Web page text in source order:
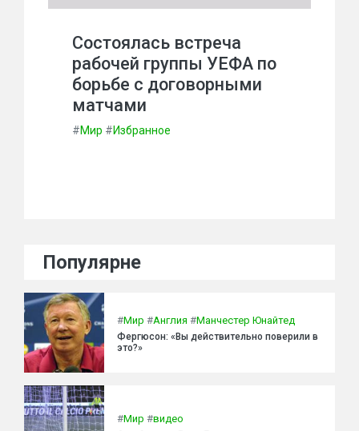
Состоялась встреча
рабочей группы УЕФА по
борьбе с договорными
матчами
#Мир #Избранное
Популярне
#Мир #Англия #Манчестер Юнайтед
Фергюсон: «Вы действительно поверили в
это?»
#Мир #видео